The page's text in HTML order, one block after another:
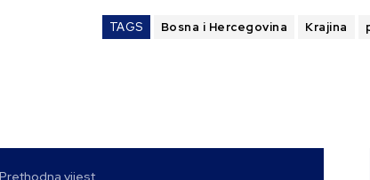
TAGS Bosna i Hercegovina Krajina
Prethodna vijest